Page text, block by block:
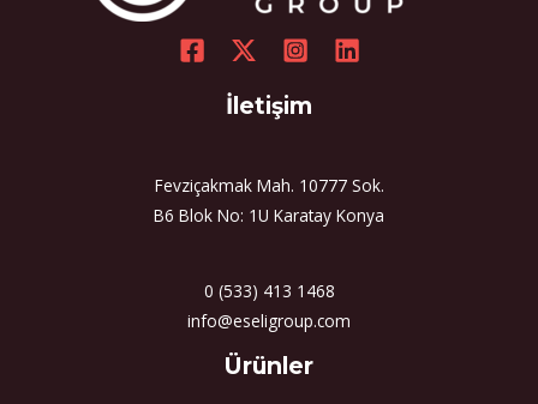
İletişim
Fevziçakmak Mah. 10777 Sok.
B6 Blok No: 1U Karatay Konya
0 (533) 413 1468
info@eseligroup.com
Ürünler